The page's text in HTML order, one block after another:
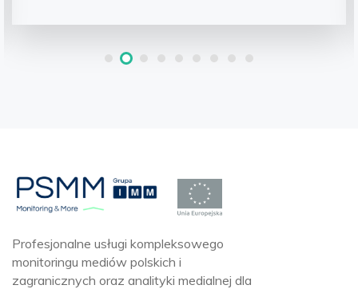
Profesjonalne usługi kompleksowego
monitoringu mediów polskich i
zagranicznych oraz analityki medialnej dla